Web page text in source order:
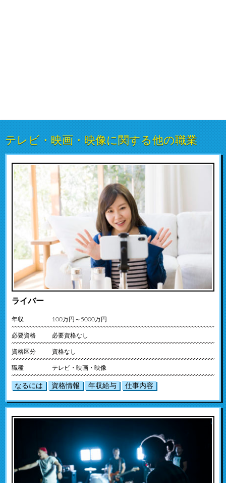
テレビ・映画・映像に関する他の職業
ライバー
年収 100万円～5000万円
必要資格 必要資格なし
資格区分 資格なし
職種 テレビ・映画・映像
なるには 資格情報 年収給与 仕事内容